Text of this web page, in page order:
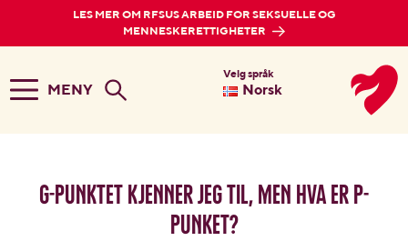
LES MER OM RFSUS ARBEID FOR SEKSUELLE OG
MENNESKERETTIGHETER
MENY
Velg språk
Norsk
G-punktet kjenner jeg til, men hva er p-
punket?